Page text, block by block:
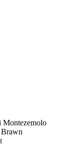
Montezemolo
Brawn